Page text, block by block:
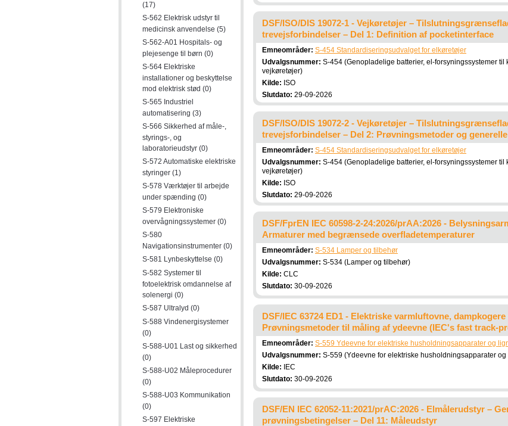
(17)
S-562 Elektrisk udstyr til
medicinsk anvendelse (5)
S-562-A01 Hospitals- og
plejesenge til børn (0)
S-564 Elektriske
installationer og beskyttelse
mod elektrisk stød (0)
S-565 Industriel
automatisering (3)
S-566 Sikkerhed af måle-,
styrings-, og
laboratorieudstyr (0)
S-572 Automatiske elektriske
styringer (1)
S-578 Værktøjer til arbejde
under spænding (0)
S-579 Elektroniske
overvågningssystemer (0)
S-580
Navigationsinstrumenter (0)
S-581 Lynbeskyttelse (0)
S-582 Systemer til
fotoelektrisk omdannelse af
solenergi (0)
S-587 Ultralyd (0)
S-588 Vindenergisystemer
(0)
S-588-U01 Last og sikkerhed
(0)
S-588-U02 Måleprocedurer
(0)
S-588-U03 Kommunikation
(0)
S-597 Elektriske
DSF/ISO/DIS 19072-1 - Vejkøretøjer –
trevejsforbindelser – Del 1: Definition af pocketinterface
Emneområder: S-454 Standardiseringsudvalget for elkøretøjer
Udvalgsnummer: S-454 (Genopladelige batterier, el-forsyningssystemer til
vejkøretøjer)
Kilde: ISO
Slutdato: 29-09-2026
DSF/ISO/DIS 19072-2 - Vejkøretøjer –
trevejsforbindelser – Del 2: Prøvningsmetoder og
Emneområder: S-454 Standardiseringsudvalget for elkøretøjer
Udvalgsnummer: S-454 (Genopladelige batterier, el-forsyningssystemer til
vejkøretøjer)
Kilde: ISO
Slutdato: 29-09-2026
DSF/FprEN IEC 60598-2-24:2026/prAA:2026 -
Armaturer med begrænsede overfladetemperaturer
Emneområder: S-534 Lamper og tilbehør
Udvalgsnummer: S-534 (Lamper og tilbehør)
Kilde: CLC
Slutdato: 30-09-2026
DSF/IEC 63724 ED1 - Elektriske varmluftovne,
Prøvningsmetoder til måling af ydeevne (IEC's fast track-
Emneområder: S-559 Ydeevne for elektriske husholdningsapparater og
Udvalgsnummer: S-559 (Ydeevne for elektriske husholdningsapparater
Kilde: IEC
Slutdato: 30-09-2026
DSF/EN IEC 62052-11:2021/prAC:2026 - Elmålerudstyr –
prøvningsbetingelser – Del 11: Måleudstyr